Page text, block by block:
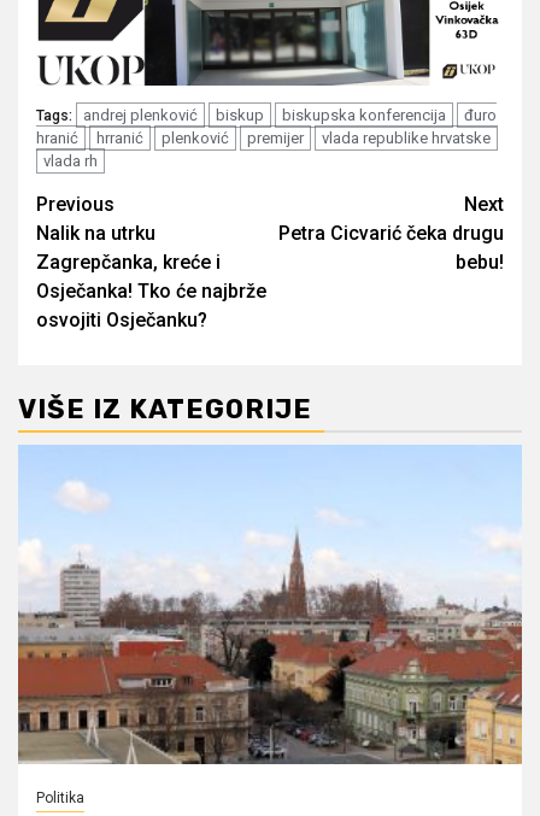
Tags: andrej plenković biskup biskupska konferencija
đuro
hranić
hrranić plenković premijer
vlada republike hrvatske
vlada rh
Post
navigation
Previous
Nalik na utrku
Zagrepčanka, kreće i
Osječanka! Tko će najbrže
osvojiti Osječanku?
Next
Petra Cicvarić čeka drugu
bebu!
VIŠE IZ KATEGORIJE
Politika